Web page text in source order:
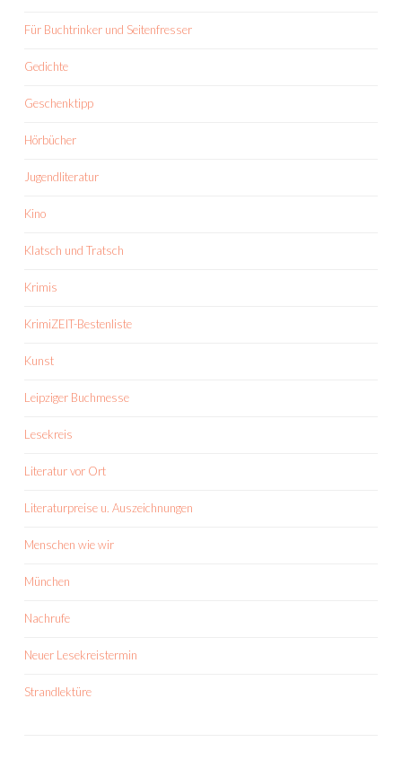
Für Buchtrinker und Seitenfresser
Gedichte
Geschenktipp
Hörbücher
Jugendliteratur
Kino
Klatsch und Tratsch
Krimis
KrimiZEIT-Bestenliste
Kunst
Leipziger Buchmesse
Lesekreis
Literatur vor Ort
Literaturpreise u. Auszeichnungen
Menschen wie wir
München
Nachrufe
Neuer Lesekreistermin
Strandlektüre